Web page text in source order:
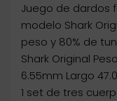
Juego de dardos
modelo Shark
peso y 80% de
Shark Original
6.55mm Largo
1 set de tres